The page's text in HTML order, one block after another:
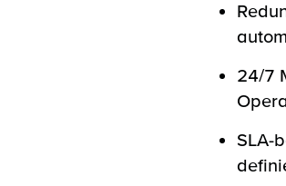
24/7
SLA-